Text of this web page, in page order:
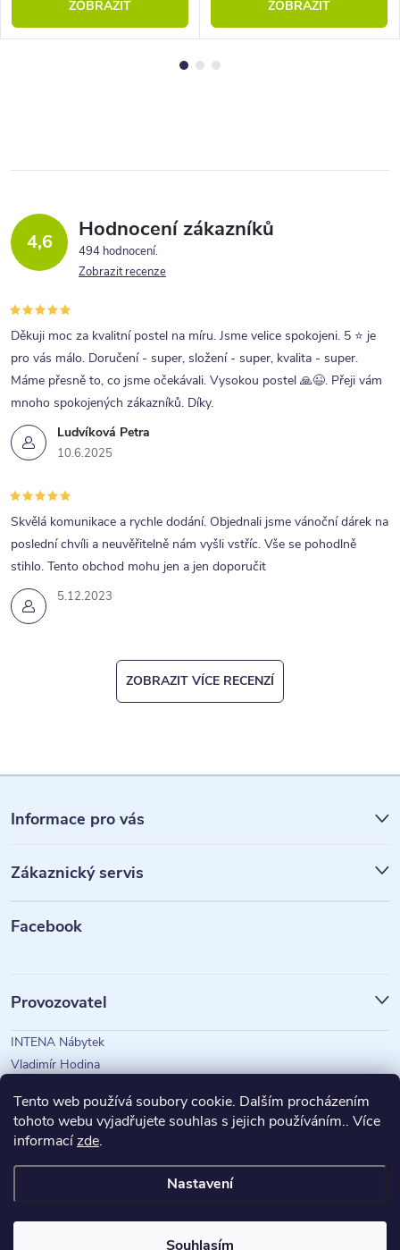
Tento web používá soubory cookie. Dalším procházením
tohoto webu vyjadřujete souhlas s jejich používáním.. Více
informacízde.
Nastavení
Souhlasím
ZOBRAZIT ZOBRAZIT
4,6 Hodnocení zákazníků
494 hodnocení
Zobrazit recenze
Ludvíková Petra
10.6.2025
Děkuji moc za kvalitní postel na míru. Jsme velice spokojeni. 5 ⭐ je
pro vás málo. Doručení - super, složení - super, kvalita - super.
Máme přesně to, co jsme očekávali. Vysokou postel 🙏😉. Přeji vám
mnoho spokojených zákazníků. Díky.
5.12.2023
Skvělá komunikace a rychle dodání. Objednali jsme vánoční dárek na
poslední chvíli a neuvěřitelně nám vyšli vstříc. Vše se pohodlně
stihlo. Tento obchod mohu jen a jen doporučit
ZOBRAZIT VÍCE RECENZÍ
á
p
a
Informace pro vás
Zákaznický servis
Facebook
Provozovatel
INTENA Nábytek
Vladimír Hodina
Copyright 2026INTENA Nábytek. Všechna práva vyhrazena.